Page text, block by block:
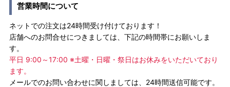
営業時間について
ネットでの注文は24時間受け付けております！
店舗へのお問合せにつきましては、下記の時間帯にお願いしま
す。
平日 9:00～17:00 ※土曜・日曜・祭日はお休みをいただいており
ます。
メールでのお問い合わせに関しましては、24時間送信可能です。